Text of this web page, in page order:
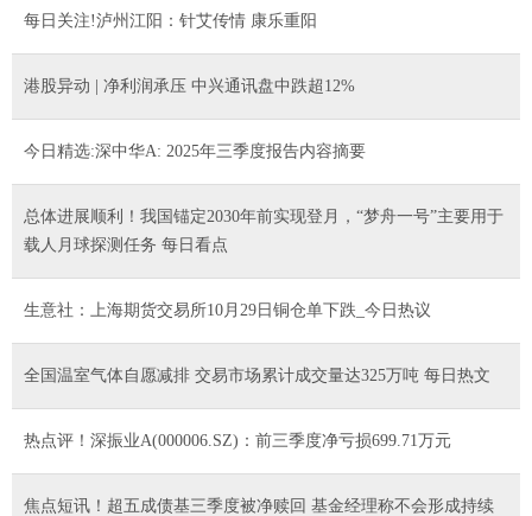
每日关注!泸州江阳：针艾传情 康乐重阳
港股异动 | 净利润承压 中兴通讯盘中跌超12%
今日精选:深中华A: 2025年三季度报告内容摘要
总体进展顺利！我国锚定2030年前实现登月，“梦舟一号”主要用于
载人月球探测任务 每日看点
生意社：上海期货交易所10月29日铜仓单下跌_今日热议
全国温室气体自愿减排 交易市场累计成交量达325万吨 每日热文
热点评！深振业A(000006.SZ)：前三季度净亏损699.71万元
焦点短讯！超五成债基三季度被净赎回 基金经理称不会形成持续